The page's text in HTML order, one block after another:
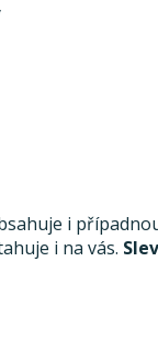
i
i na vás.